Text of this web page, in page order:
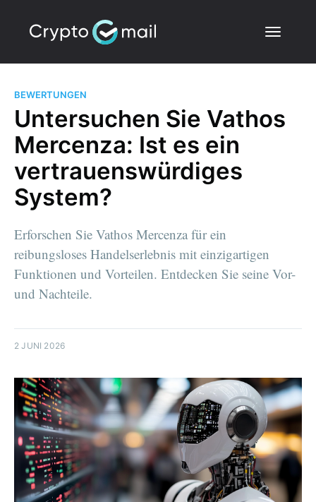
BEWERTUNGEN
Untersuchen Sie Vathos
Mercenza: Ist es ein
vertrauenswürdiges
System?
Erforschen Sie Vathos Mercenza für ein
reibungsloses Handelserlebnis mit einzigartigen
Funktionen und Vorteilen. Entdecken Sie seine Vor-
und Nachteile.
2 JUNI 2026